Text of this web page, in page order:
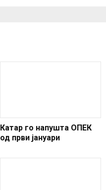
Катар го напушта ОПЕК
од први јануари